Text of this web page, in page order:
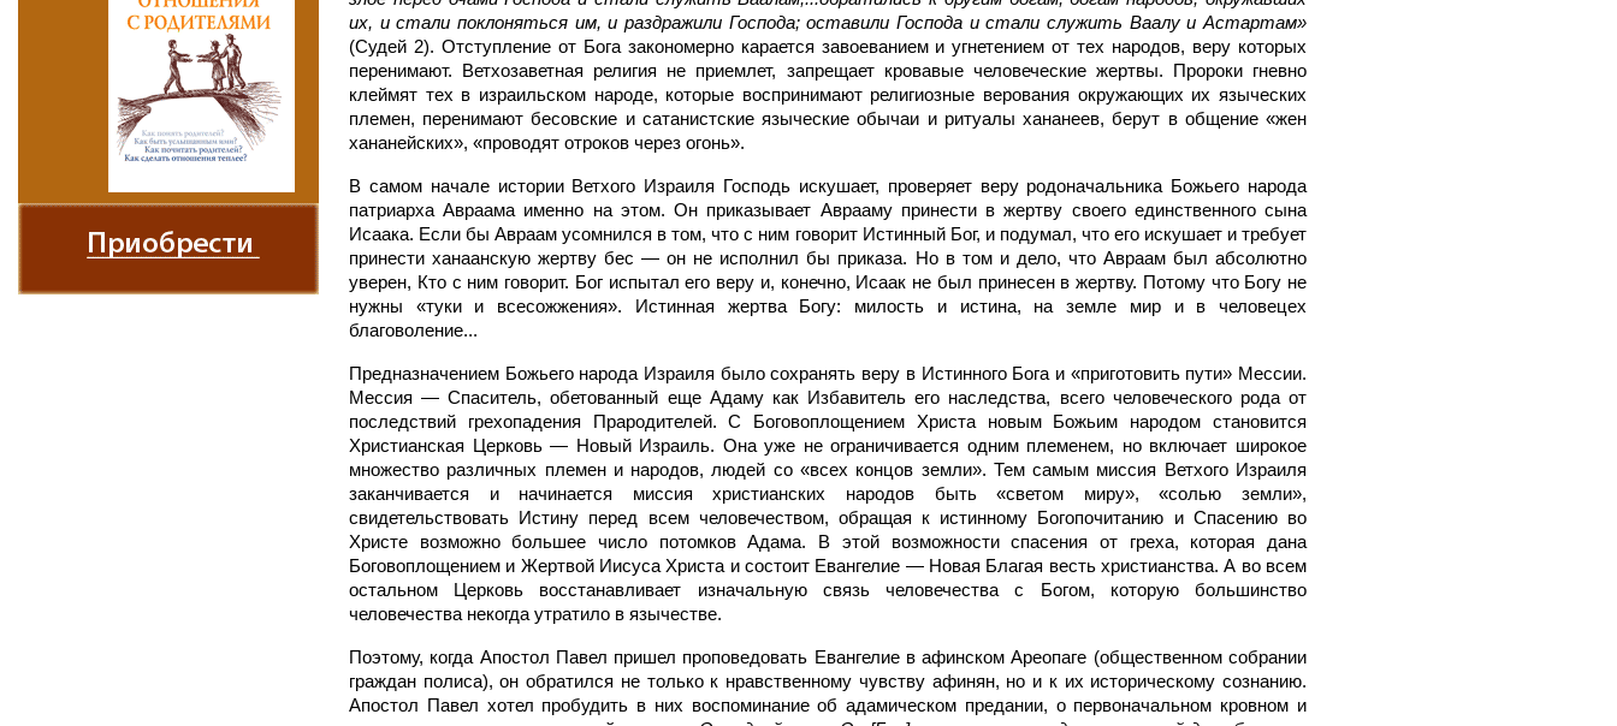
их, и стали поклоняться им, и раздражили Господа; оставили Господа и стали служить Ваалу и Астартам»
(Судей 2). Отступление от Бога закономерно карается завоеванием и угнетением от тех народов, веру которых
перенимают. Ветхозаветная религия не приемлет, запрещает кровавые человеческие жертвы. Пророки гневно
клеймят тех в израильском народе, которые воспринимают религиозные верования окружающих их языческих
племен, перенимают бесовские и сатанистские языческие обычаи и ритуалы хананеев, берут в общение «жен
хананейских», «проводят отроков через огонь».
В самом начале истории Ветхого Израиля Господь искушает, проверяет веру родоначальника Божьего народа
патриарха Авраама именно на этом. Он приказывает Аврааму принести в жертву своего единственного сына
Исаака. Если бы Авраам усомнился в том, что с ним говорит Истинный Бог, и подумал, что его искушает и требует
принести ханаанскую жертву бес — он не исполнил бы приказа. Но в том и дело, что Авраам был абсолютно
уверен, Кто с ним говорит. Бог испытал его веру и, конечно, Исаак не был принесен в жертву. Потому что Богу не
нужны «туки и всесожжения». Истинная жертва Богу: милость и истина, на земле мир и в человецех
благоволение...
Предназначением Божьего народа Израиля было сохранять веру в Истинного Бога и «приготовить пути» Мессии.
Мессия — Спаситель, обетованный еще Адаму как Избавитель его наследства, всего человеческого рода от
последствий грехопадения Прародителей. С Боговоплощением Христа новым Божьим народом становится
Христианская Церковь — Новый Израиль. Она уже не ограничивается одним племенем, но включает широкое
множество различных племен и народов, людей со «всех концов земли». Тем самым миссия Ветхого Израиля
заканчивается и начинается миссия христианских народов быть «светом миру», «солью земли»,
свидетельствовать Истину перед всем человечеством, обращая к истинному Богопочитанию и Спасению во
Христе возможно большее число потомков Адама. В этой возможности спасения от греха, которая дана
Боговоплощением и Жертвой Иисуса Христа и состоит Евангелие — Новая Благая весть христианства. А во всем
остальном Церковь восстанавливает изначальную связь человечества с Богом, которую большинство
человечества некогда утратило в язычестве.
Поэтому, когда Апостол Павел пришел проповедовать Евангелие в афинском Ареопаге (общественном собрании
граждан полиса), он обратился не только к нравственному чувству афинян, но и к их историческому сознанию.
Апостол Павел хотел пробудить в них воспоминание об адамическом предании, о первоначальном кровном и